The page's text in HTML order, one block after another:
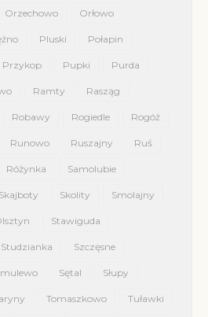
Orzechowo Orłowo
Pluski Połapin
Przykop Pupki Purda
Ramty Rasząg
Robawy Rogiedle Rogóż
Runowo Ruszajny Ruś
Różynka Samolubie
Skajboty Skolity Smolajny
Stawiguda
Studzianka Szczęsne
Sętal Słupy
Tomaszkowo Tuławki